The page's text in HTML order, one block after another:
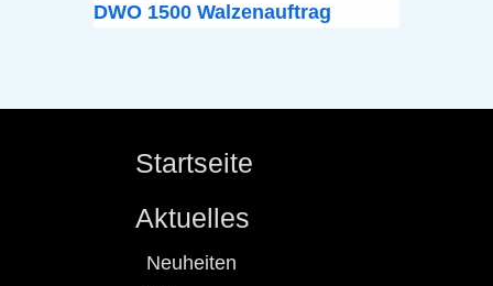
DWO 1500 Walzenauftrag
Startseite
Aktuelles
Neuheiten